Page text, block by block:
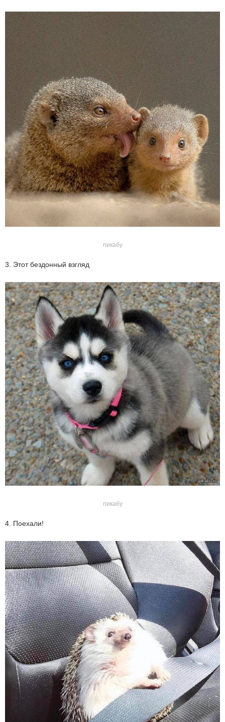
пикабу
3. Этот бездонный взгляд
пикабу
4. Поехали!